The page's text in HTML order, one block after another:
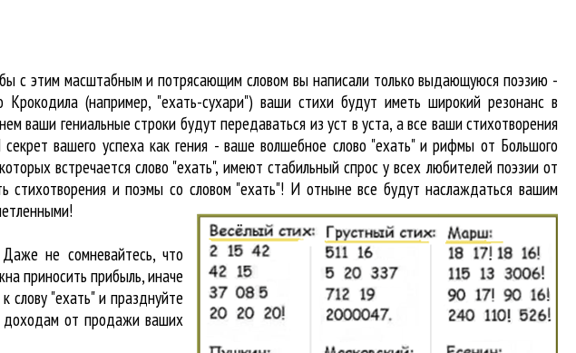
с этим масштабным и потрясающим словом вы написали только выдающуюся поэзию -
(например, "ехать-сухари") ваши стихи будут иметь широкий резонанс в
ваши гениальные строки будут передаваться из уст в уста, а все ваши стихотворения
вашего успеха как гения - ваше волшебное слово "ехать" и рифмы от Большого
встречаетсяслово "ехать", имеют стабильный спрос у всех любителей поэзии от
и поэмы со словом "ехать"! И отныне все будут наслаждаться вашим
не сомневайтесь, что
приносить прибыль, иначе
слову "ехать" и празднуйте
доходам от продажи ваших